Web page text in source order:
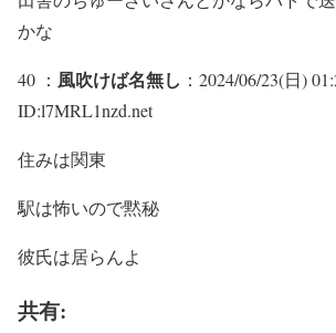
かな
40 ： 風吹けば名無し ：2024/06/23(日)
ID:l7MRL1nzd.net
住みは関東
駅は怖いので黙秘
彼氏は居らんよ
共有: